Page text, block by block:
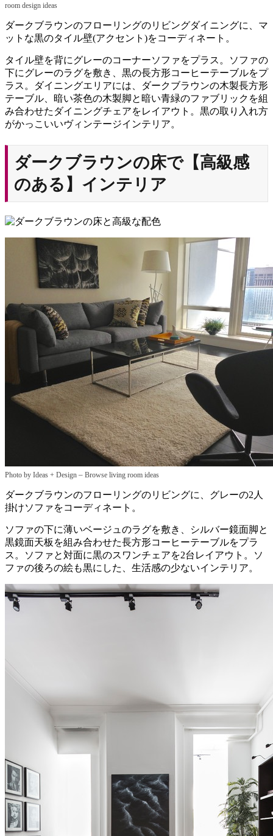
room design ideas
ダークブラウンのフローリングのリビングダイニングに、マ
ットな黒のタイル壁(アクセント)をコーディネート。
タイル壁を背にグレーのコーナーソファをプラス。ソファの
下にグレーのラグを敷き、黒の長方形コーヒーテーブルをプ
ラス。ダイニングエリアには、ダークブラウンの木製長方形
テーブル、暗い茶色の木製脚と暗い青緑のファブリックを組
み合わせたダイニングチェアをレイアウト。黒の取り入れ方
がかっこいいヴィンテージインテリア。
ダークブラウンの床で【高級感
のある】インテリア
Photo by Ideas + Design – Browse living room ideas
ダークブラウンのフローリングのリビングに、グレーの2人
掛けソファをコーディネート。
ソファの下に薄いベージュのラグを敷き、シルバー鏡面脚と
黒鏡面天板を組み合わせた長方形コーヒーテーブルをプラ
ス。ソファと対面に黒のスワンチェアを2台レイアウト。ソ
ファの後ろの絵も黒にした、生活感の少ないインテリア。